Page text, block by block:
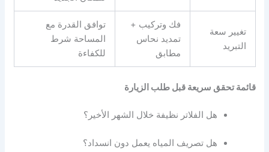
تغيير سعة
التبريد
فك وتركيب +
تمديد نحاس
مطابق
توافق القدرة مع
المساحة شرط
للكفاءة
قائمة تحقق سريعة قبل طلب الزيارة
هل الفلاتر نظيفة خلال الشهر الأخير؟
هل تصريف المياه يعمل دون انسداد؟